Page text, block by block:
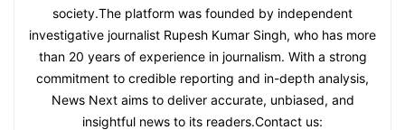
society.The platform was founded by independent
investigative journalist Rupesh Kumar Singh, who has more
than 20 years of experience in journalism. With a strong
commitment to credible reporting and in-depth analysis,
News Next aims to deliver accurate, unbiased, and
insightful news to its readers.Contact us: